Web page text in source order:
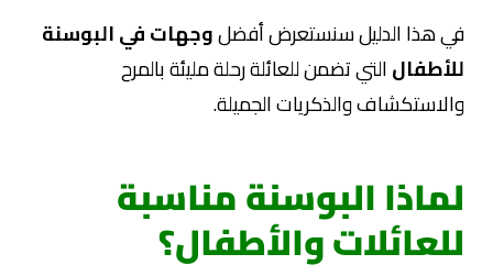
في هذا الدليل سنستعرض أفضلوجهات في البوسنة
للأطفالالتي تضمن للعائلة رحلة مليئة بالمرح
والاستكشاف والذكريات الجميلة.
لماذا البوسنة مناسبة
للعائلات والأطفال؟